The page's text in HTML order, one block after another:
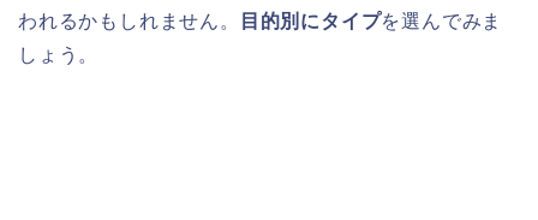
われるかもしれません。
目的別にタイプを選んでみま
しょう。